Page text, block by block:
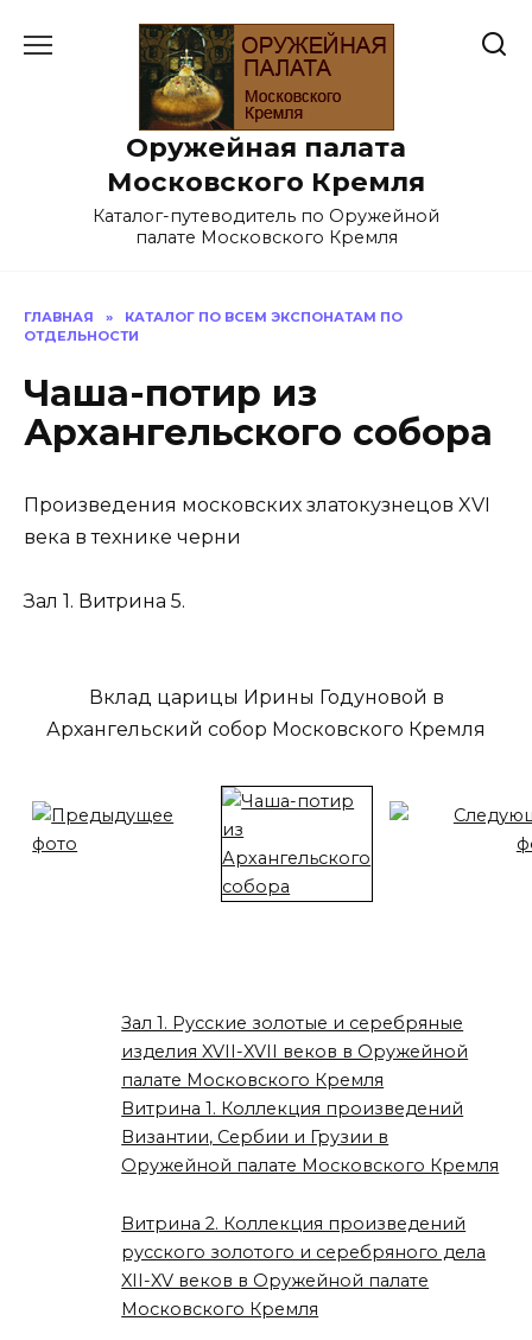
Оружейная палата
Московского Кремля
Каталог-путеводитель по Оружейной
палате Московского Кремля
ГЛАВНАЯ »
КАТАЛОГ ПО ВСЕМ ЭКСПОНАТАМ ПО
ОТДЕЛЬНОСТИ
Чаша-потир из
Архангельского собора
Произведения московских златокузнецов XVI
века в технике черни
Зал 1. Витрина 5.
Вклад царицы Ирины Годуновой в
Архангельский собор Московского Кремля
Зал 1. Русские золотые и серебряные
изделия XVII-XVII веков в Оружейной
палате Московского Кремля
Витрина 1. Коллекция произведений
Византии, Сербии и Грузии в
Оружейной палате Московского Кремля
Витрина 2. Коллекция произведений
русского золотого и серебряного дела
XII-XV веков в Оружейной палате
Московского Кремля